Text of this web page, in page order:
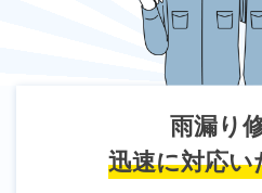
雨漏り
迅速に対応